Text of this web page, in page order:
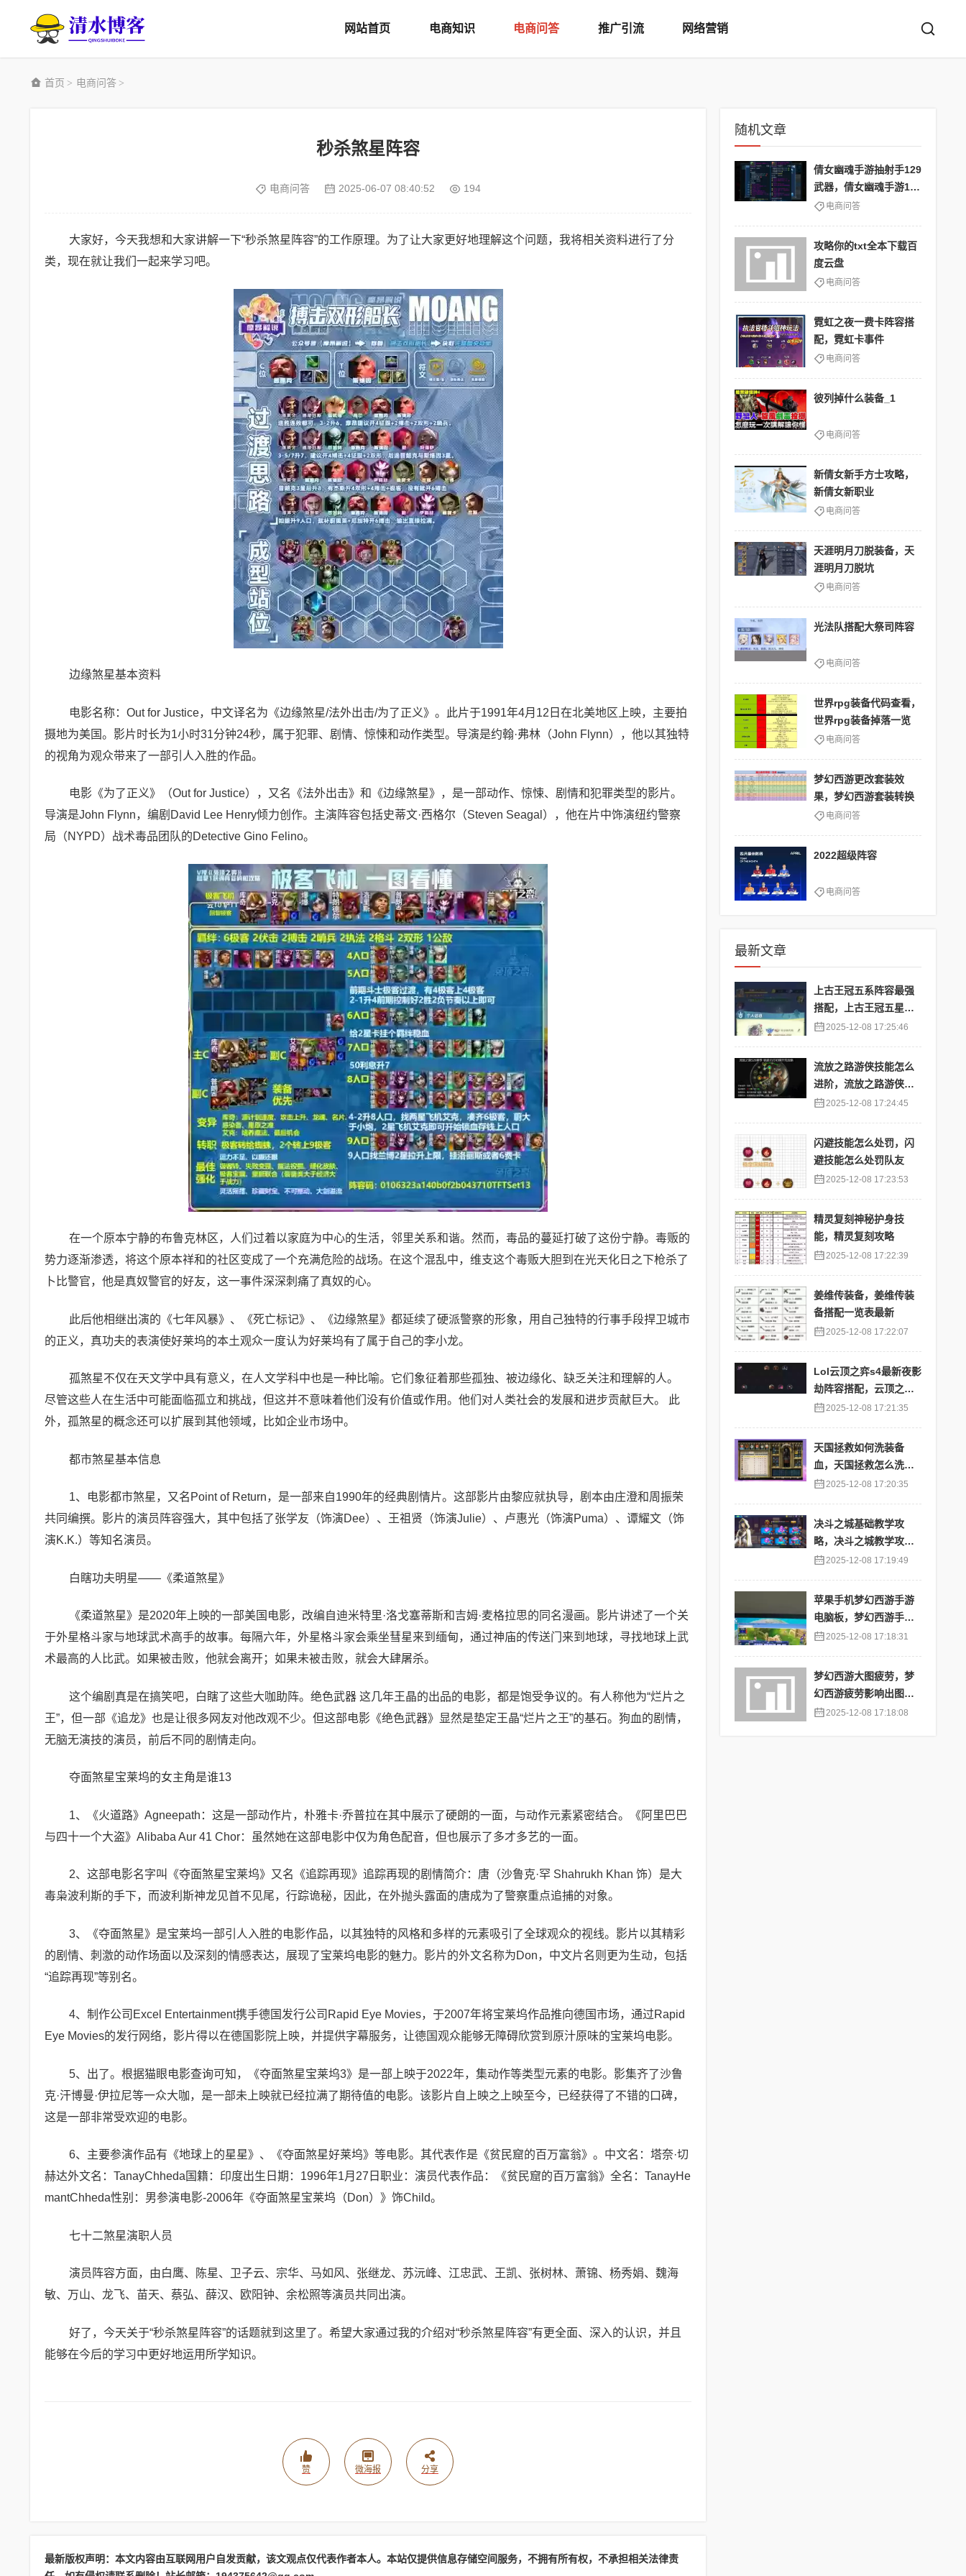
网站首页 电商知识 电商问答 推广引流 网络营销
首页 > 电商问答 >
秒杀煞星阵容
电商问答 2025-06-07 08:40:52 194
大家好，今天我想和大家讲解一下“秒杀煞星阵容”的工作原理。为了让大家更好地理解这个问题，我将相关资料进行了分
类，现在就让我们一起来学习吧。
边缘煞星基本资料
电影名称：Out for Justice，中文译名为《边缘煞星/法外出击/为了正义》。此片于1991年4月12日在北美地区上映，主要拍
摄地为美国。影片时长为1小时31分钟24秒，属于犯罪、剧情、惊悚和动作类型。导演是约翰·弗林（John Flynn），他以其独特
的视角为观众带来了一部引人入胜的作品。
电影《为了正义》（Out for Justice），又名《法外出击》和《边缘煞星》，是一部动作、惊悚、剧情和犯罪类型的影片。
导演是John Flynn，编剧David Lee Henry倾力创作。主演阵容包括史蒂文·西格尔（Steven Seagal），他在片中饰演纽约警察
局（NYPD）战术毒品团队的Detective Gino Felino。
在一个原本宁静的布鲁克林区，人们过着以家庭为中心的生活，邻里关系和谐。然而，毒品的蔓延打破了这份宁静。毒贩的
势力逐渐渗透，将这个原本祥和的社区变成了一个充满危险的战场。在这个混乱中，维支这个毒贩大胆到在光天化日之下枪杀了
卜比警官，他是真奴警官的好友，这一事件深深刺痛了真奴的心。
此后他相继出演的《七年风暴》、《死亡标记》、《边缘煞星》都延续了硬派警察的形象，用自己独特的行事手段捍卫城市
的正义，真功夫的表演使好莱坞的本土观众一度认为好莱坞有了属于自己的李小龙。
孤煞星不仅在天文学中具有意义，在人文学科中也是一种比喻。它们象征着那些孤独、被边缘化、缺乏关注和理解的人。
尽管这些人在生活中可能面临孤立和挑战，但这并不意味着他们没有价值或作用。他们对人类社会的发展和进步贡献巨大。 此
外，孤煞星的概念还可以扩展到其他领域，比如企业市场中。
都市煞星基本信息
1、电影都市煞星，又名Point of Return，是一部来自1990年的经典剧情片。这部影片由黎应就执导，剧本由庄澄和周振荣
共同编撰。影片的演员阵容强大，其中包括了张学友（饰演Dee）、王祖贤（饰演Julie）、卢惠光（饰演Puma）、谭耀文（饰
演K.K.）等知名演员。
白瞎功夫明星——《柔道煞星》
《柔道煞星》是2020年上映的一部美国电影，改编自迪米特里·洛戈塞蒂斯和吉姆·麦格拉思的同名漫画。影片讲述了一个关
于外星格斗家与地球武术高手的故事。每隔六年，外星格斗家会乘坐彗星来到缅甸，通过神庙的传送门来到地球，寻找地球上武
术最高的人比武。如果被击败，他就会离开；如果未被击败，就会大肆屠杀。
这个编剧真是在搞笑吧，白瞎了这些大咖助阵。绝色武器 这几年王晶的出品的电影，都是饱受争议的。有人称他为“烂片之
王”，但一部《追龙》也是让很多网友对他改观不少。但这部电影《绝色武器》显然是垫定王晶“烂片之王”的基石。狗血的剧情，
无脑无演技的演员，前后不同的剧情走向。
夺面煞星宝莱坞的女主角是谁13
1、《火道路》Agneepath：这是一部动作片，朴雅卡·乔普拉在其中展示了硬朗的一面，与动作元素紧密结合。《阿里巴巴
与四十一个大盗》Alibaba Aur 41 Chor：虽然她在这部电影中仅为角色配音，但也展示了多才多艺的一面。
2、这部电影名字叫《夺面煞星宝莱坞》又名《追踪再现》追踪再现的剧情简介：唐（沙鲁克·罕 Shahrukh Khan 饰）是大
毒枭波利斯的手下，而波利斯神龙见首不见尾，行踪诡秘，因此，在外抛头露面的唐成为了警察重点追捕的对象。
3、《夺面煞星》是宝莱坞一部引人入胜的电影作品，以其独特的风格和多样的元素吸引了全球观众的视线。影片以其精彩
的剧情、刺激的动作场面以及深刻的情感表达，展现了宝莱坞电影的魅力。影片的外文名称为Don，中文片名则更为生动，包括
“追踪再现”等别名。
4、制作公司Excel Entertainment携手德国发行公司Rapid Eye Movies，于2007年将宝莱坞作品推向德国市场，通过Rapid
Eye Movies的发行网络，影片得以在德国影院上映，并提供字幕服务，让德国观众能够无障碍欣赏到原汁原味的宝莱坞电影。
5、出了。根据猫眼电影查询可知，《夺面煞星宝莱坞3》是一部上映于2022年，集动作等类型元素的电影。影集齐了沙鲁
克·汗博曼·伊拉尼等一众大咖，是一部未上映就已经拉满了期待值的电影。该影片自上映之上映至今，已经获得了不错的口碑，
这是一部非常受欢迎的电影。
6、主要参演作品有《地球上的星星》、《夺面煞星好莱坞》等电影。其代表作是《贫民窟的百万富翁》。中文名：塔奈·切
赫达外文名：TanayChheda国籍：印度出生日期：1996年1月27日职业：演员代表作品：《贫民窟的百万富翁》全名：TanayHe
mantChheda性别：男参演电影-2006年《夺面煞星宝莱坞（Don）》饰Child。
七十二煞星演职人员
演员阵容方面，由白鹰、陈星、卫子云、宗华、马如风、张继龙、苏沅峰、江忠武、王凯、张树林、萧锦、杨秀娟、魏海
敏、万山、龙飞、苗天、蔡弘、薛汉、欧阳钟、余松照等演员共同出演。
好了，今天关于“秒杀煞星阵容”的话题就到这里了。希望大家通过我的介绍对“秒杀煞星阵容”有更全面、深入的认识，并且
能够在今后的学习中更好地运用所学知识。
赞 微海报 分享
最新版权声明：本文内容由互联网用户自发贡献，该文观点仅代表作者本人。本站仅提供信息存储空间服务，不拥有所有权，不承担相关法律责
随机文章
倩女幽魂手游抽射手129
武器，倩女幽魂手游129
射手打造
电商问答
攻略你的txt全本下载百
度云盘
电商问答
霓虹之夜一费卡阵容搭
配，霓虹卡事件
电商问答
彼列掉什么装备_1
电商问答
新倩女新手方士攻略，
新倩女新职业
电商问答
天涯明月刀脱装备，天
涯明月刀脱坑
电商问答
光法队搭配大祭司阵容
电商问答
世界rpg装备代码查看，
世界rpg装备掉落一览
电商问答
梦幻西游更改套装效
果，梦幻西游套装转换
电商问答
2022超级阵容
电商问答
最新文章
上古王冠五系阵容最强
搭配，上古王冠五星排
行 2025-12-08 17:25:46
流放之路游侠技能怎么
进阶，流放之路游侠技
能怎么进阶的
2025-12-08 17:24:45
闪避技能怎么处罚，闪
避技能怎么处罚队友
2025-12-08 17:23:53
精灵复刻神秘护身技
能，精灵复刻攻略
2025-12-08 17:22:39
姜维传装备，姜维传装
备搭配一览表最新
2025-12-08 17:22:07
Lol云顶之弈s4最新夜影
劫阵容搭配，云顶之奕
夜影劫阵容
2025-12-08 17:21:35
天国拯救如何洗装备
血，天国拯救怎么洗衣
服 2025-12-08 17:20:35
决斗之城基础教学攻
略，决斗之城教学攻略2
1112025-12-08 17:19:49
苹果手机梦幻西游手游
电脑板，梦幻西游手游
苹果端怎么在电脑上登
2025-12-08 17:18:31
梦幻西游大图疲劳，梦
幻西游疲劳影响出图率
吗 2025-12-08 17:18:08